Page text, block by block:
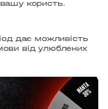
користь.
дає можливість
від улюблених